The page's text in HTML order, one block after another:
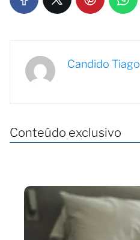
Candido Tiago
Conteúdo exclusivo